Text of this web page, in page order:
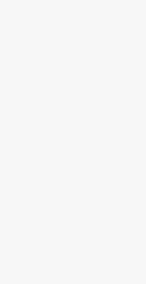
Ковер